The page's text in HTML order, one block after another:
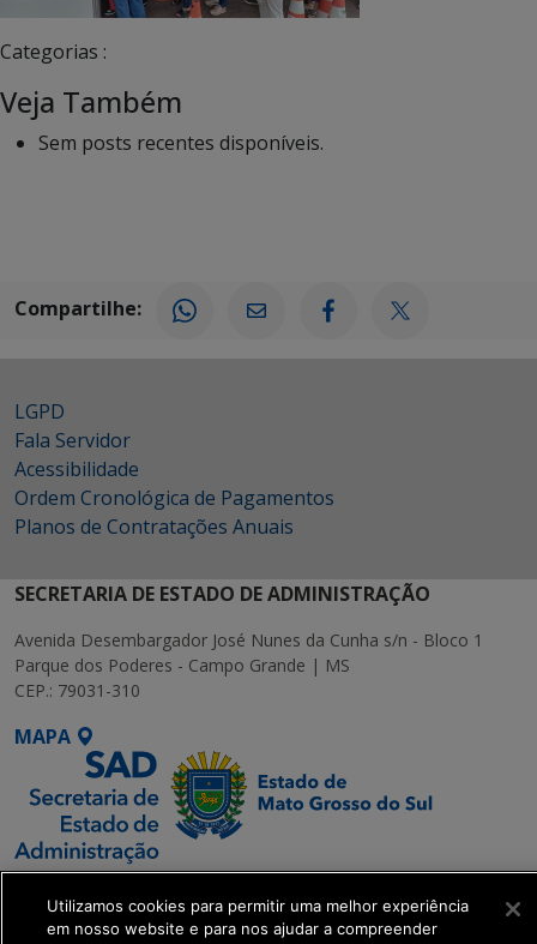
Categorias :
Veja Também
Sem posts recentes disponíveis.
Compartilhe:
LGPD
Fala Servidor
Acessibilidade
Ordem Cronológica de Pagamentos
Planos de Contratações Anuais
SECRETARIA DE ESTADO DE ADMINISTRAÇÃO
Avenida Desembargador José Nunes da Cunha s/n - Bloco 1
Parque dos Poderes - Campo Grande | MS
CEP.: 79031-310
MAPA
SETDIG | Secretaria-
Executiva de
Utilizamos cookies para permitir uma melhor experiência
em nosso website e para nos ajudar a compreender